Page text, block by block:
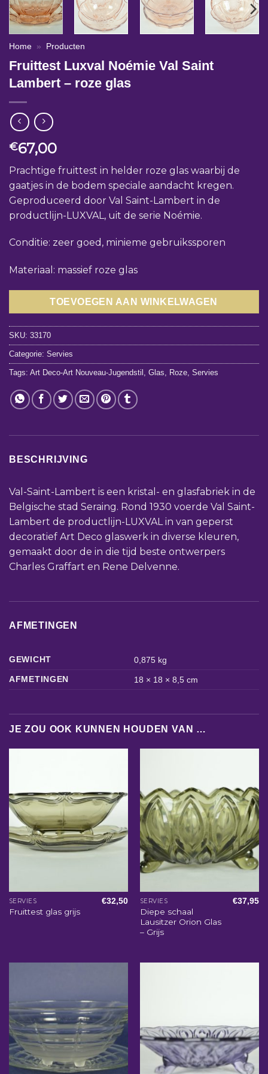
Home » Producten
Fruittest Luxval Noémie Val Saint
Lambert – roze glas
€67,00
Prachtige fruittest in helder roze glas waarbij de
gaatjes in de bodem speciale aandacht kregen.
Geproduceerd door Val Saint-Lambert in de
productlijn-LUXVAL, uit de serie Noémie.
Conditie: zeer goed, minieme gebruikssporen
Materiaal: massief roze glas
TOEVOEGEN AAN WINKELWAGEN
SKU: 33170
Categorie: Servies
Tags: Art Deco-Art Nouveau-Jugendstil Glas Roze Servies
BESCHRIJVING
Val-Saint-Lambert is een kristal- en glasfabriek in de
Belgische stad Seraing. Rond 1930 voerde Val Saint-
Lambert de productlijn-LUXVAL in van geperst
decoratief Art Deco glaswerk in diverse kleuren,
gemaakt door de in die tijd beste ontwerpers
Charles Graffart en Rene Delvenne.
AFMETINGEN
GEWICHT
0,875 kg
AFMETINGEN
18 × 18 × 8,5 cm
JE ZOU OOK KUNNEN HOUDEN VAN …
SERVIES
Fruittest glas grijs
€32,50 SERVIES
Diepe schaal
Lausitzer Orion Glas
– Grijs
€37,95